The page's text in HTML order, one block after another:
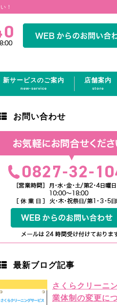
！
新サービスのご案内
new-service
店舗案内
store
お問い合わせ
最新ブログ記事
さくらクリーニ
業体制の変更に